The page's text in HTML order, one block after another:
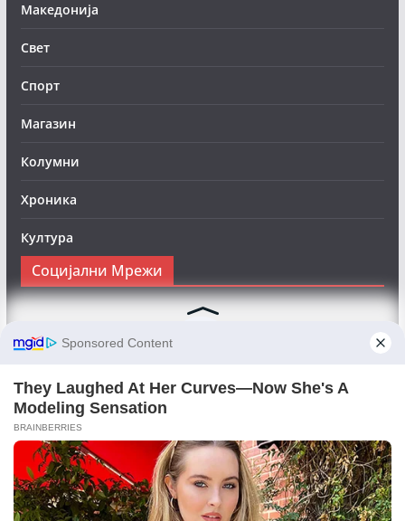
Македонија
Свет
Спорт
Магазин
Колумни
Хроника
Култура
Социјални Мрежи
Следете нè на Фејсбук за да сте во тек со најновите